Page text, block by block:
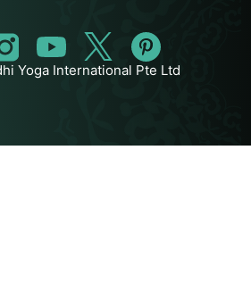
Yoga International Pte Ltd